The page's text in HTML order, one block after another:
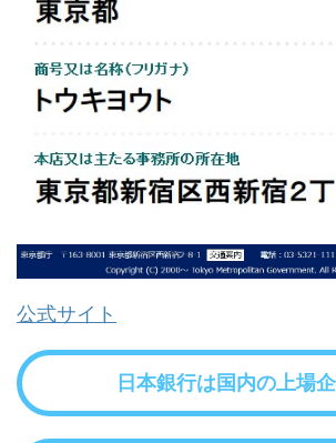
公式サイト
日本銀行は国内の上場